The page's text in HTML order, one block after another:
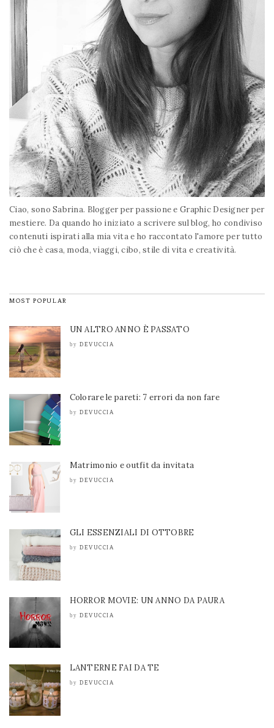
Ciao, sono Sabrina. Blogger per passione e Graphic Designer per
mestiere. Da quando ho iniziato a scrivere sul blog, ho condiviso
contenuti ispirati alla mia vita e ho raccontato l'amore per tutto
ciò che è casa, moda, viaggi, cibo, stile di vita e creatività.
MOST POPULAR
UN ALTRO ANNO È PASSATO
by DEVUCCIA
Colorare le pareti: 7 errori da non fare
by DEVUCCIA
Matrimonio e outfit da invitata
by DEVUCCIA
GLI ESSENZIALI DI OTTOBRE
by DEVUCCIA
HORROR MOVIE: UN ANNO DA PAURA
by DEVUCCIA
LANTERNE FAI DA TE
by DEVUCCIA